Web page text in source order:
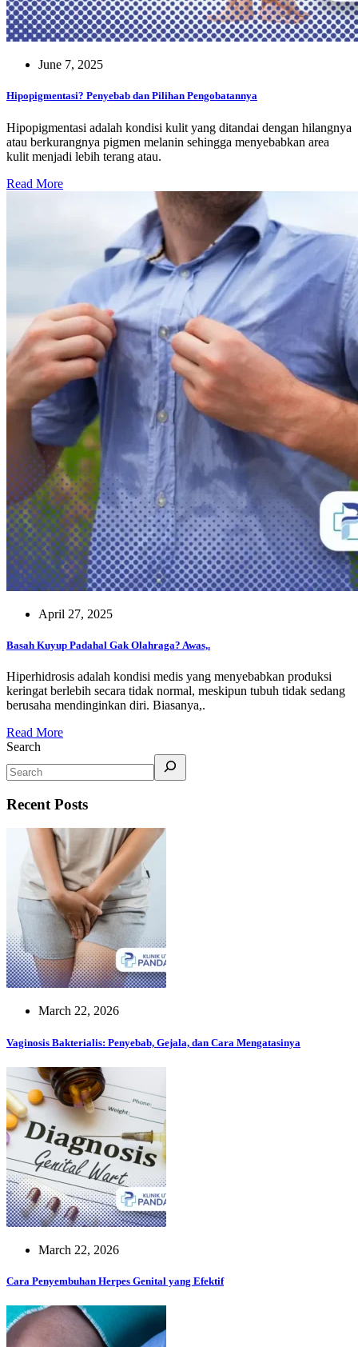
June 7, 2025
Hipopigmentasi? Penyebab dan Pilihan Pengobatannya
Hipopigmentasi adalah kondisi kulit yang ditandai dengan hilangnya
atau berkurangnya pigmen melanin sehingga menyebabkan area
kulit menjadi lebih terang atau.
Read More
April 27, 2025
Basah Kuyup Padahal Gak Olahraga? Awas,.
Hiperhidrosis adalah kondisi medis yang menyebabkan produksi
keringat berlebih secara tidak normal, meskipun tubuh tidak sedang
berusaha mendinginkan diri. Biasanya,.
Read More
Search
Recent Posts
March 22, 2026
Vaginosis Bakterialis: Penyebab, Gejala, dan Cara Mengatasinya
March 22, 2026
Cara Penyembuhan Herpes Genital yang Efektif